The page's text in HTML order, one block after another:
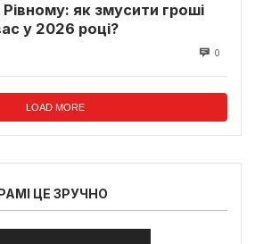
як змусити гроші
у 2026 році?
0
LOAD MORE
ЦЕ ЗРУЧНО